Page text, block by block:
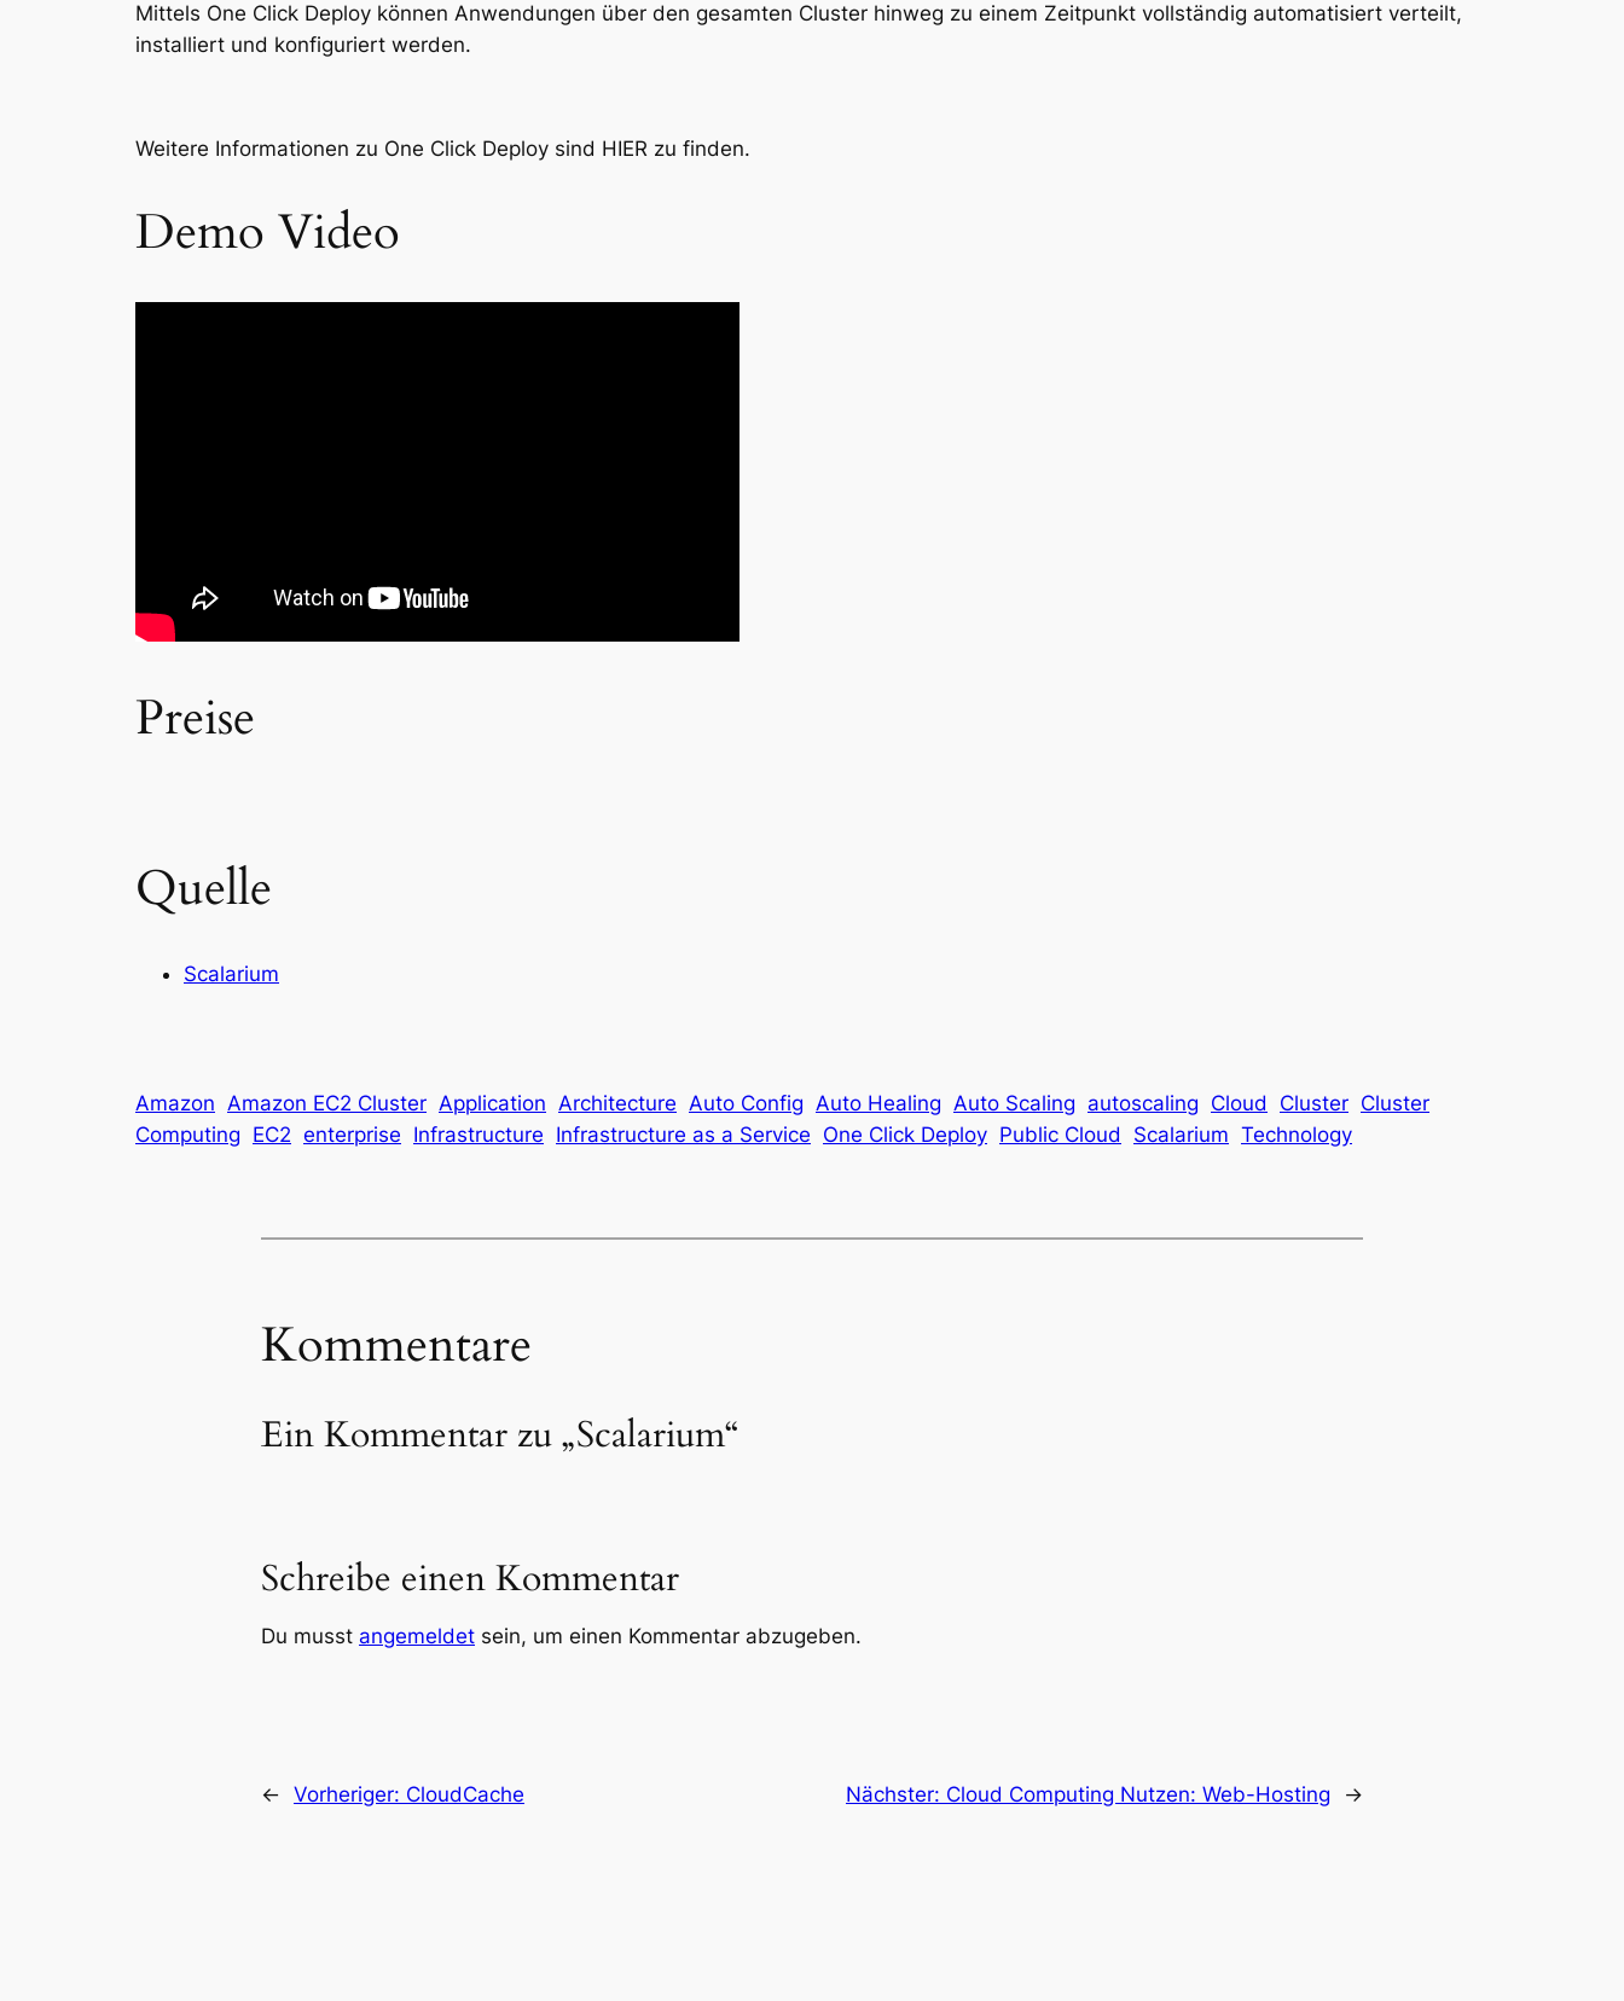
Mittels One Click Deploy können Anwendungen über den gesamten Cluster hinweg zu einem Zeitpunkt vollständig automatisiert verteilt,
installiert und konfiguriert werden.
Weitere Informationen zu One Click Deploy sind HIER zu finden.
Demo Video
Preise
Quelle
Scalarium
Amazon Amazon EC2 Cluster Application Architecture Auto Config Auto Healing Auto Scaling autoscaling Cloud Cluster Cluster
Computing EC2 enterprise Infrastructure Infrastructure as a Service One Click Deploy Public Cloud Scalarium Technology
Kommentare
Ein Kommentar zu „Scalarium“
Schreibe einen Kommentar
Du musst angemeldet sein, um einen Kommentar abzugeben.
← Vorheriger: CloudCache Nächster: Cloud Computing Nutzen: Web-Hosting →